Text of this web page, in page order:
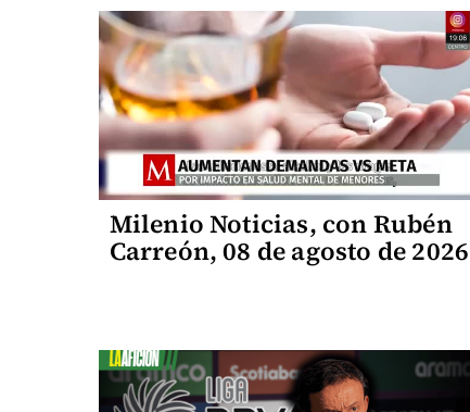
Milenio Noticias, con Rubén
Carreón, 08 de agosto de 2026